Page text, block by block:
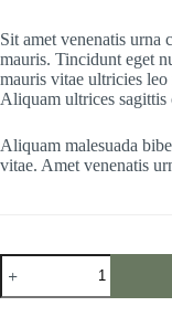
35,00 €.
28,00 €.
Sit amet venenatis urna
mauris. Tincidunt eget
mauris vitae ultricies
Aliquam ultrices sagittis
Aliquam malesuada
vitae. Amet venenatis
Habitant
Morbi
quantity